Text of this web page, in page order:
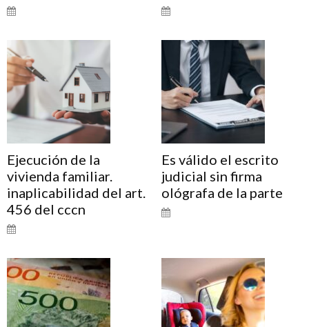
Ejecución de la
vivienda familiar.
inaplicabilidad del art.
456 del cccn
Es válido el escrito
judicial sin firma
ológrafa de la parte